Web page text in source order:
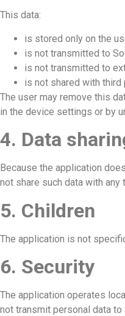
This data:
is stored only on the
is not transmitted to
is not transmitted to
is not shared with third
The user may remove this
in the device settings or by
4. Data
Because the application
not share such data with any
5. Children
The application is not
6. Security
The application operates
not transmit personal data